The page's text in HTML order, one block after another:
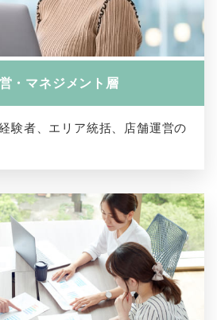
・マネジメント層
験者、エリア統括、店舗運営の